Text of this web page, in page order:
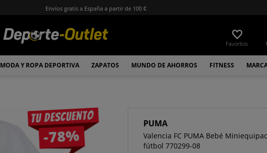
Envíos gratis a España a partir de 100 €
Favoritos
MODA Y ROPA DEPORTIVA ZAPATOS MUNDO DE AHORROS FITNESS
Tu descuento
-78%
PUMA
Valencia FC PUMA Bebé
fútbol 770299-08